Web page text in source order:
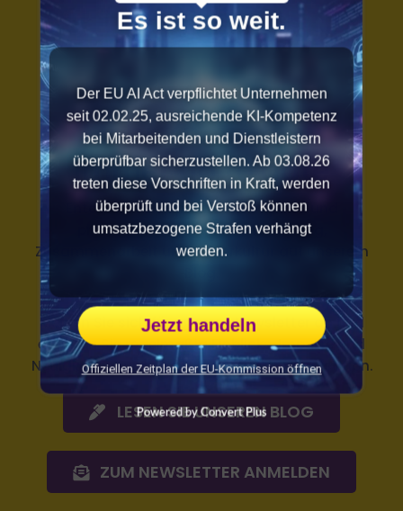
Mehr Know-how
Immer up to date
Entdecken Sie spannende Impulse und
praxisnahe Tipps rund um Führung,
Zusammenarbeit und Fehlerkultur auf unserem
Melden Sie sichfür unseren Newsletter an und
erhalten Sie regelmäßig Einblicke, Impulse und
Neuigkeiten rund um Führung und Organisation.
LESEN SIE UNSEREN BLOG
ZUM NEWSLETTER ANMELDEN
Es ist so weit.
Der EU AI Act verpflichtet Unternehmen
seit 02.02.25, ausreichende KI-Kompetenz
bei Mitarbeitenden und Dienstleistern
überprüfbar sicherzustellen. Ab 03.08.26
treten diese Vorschriften in Kraft, werden
überprüft und bei Verstoß können
umsatzbezogene Strafen verhängt
werden.
Jetzt handeln
Offiziellen Zeitplan der EU-Kommission öffnen
Powered by Convert Plus